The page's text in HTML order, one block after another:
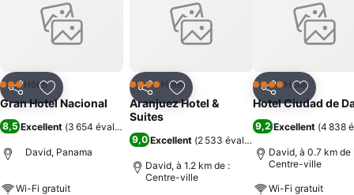
PartagerAjouter à mes favoris
3 ÉtoilesHôtel
Gran Hotel Nacional
8,5 Excellent (3 654 évaluations
David, Panama
Wi-Fi gratuit
PartagerAjouter à mes favoris
4 ÉtoilesHôtel
Aranjuez Hotel &
Suites
9,0 Excellent (2 533 évaluations
David, à 1.2 km de :
Centre-ville
PartagerAjouter
4 ÉtoilesHôtel
Hotel Ciudad de
9,2 Excellent (4 838
David, à 0.7 km de
Centre-ville
Wi-Fi gratuit